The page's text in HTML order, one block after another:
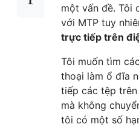
một vấn đề. Tôi
với MTP tuy
trực tiếp trên
Tôi muốn tìm
thoại làm ổ đĩa
tiếp các tệp
mà không
tôi có một số